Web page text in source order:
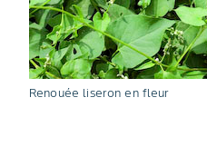
Renouée liseron en fleur